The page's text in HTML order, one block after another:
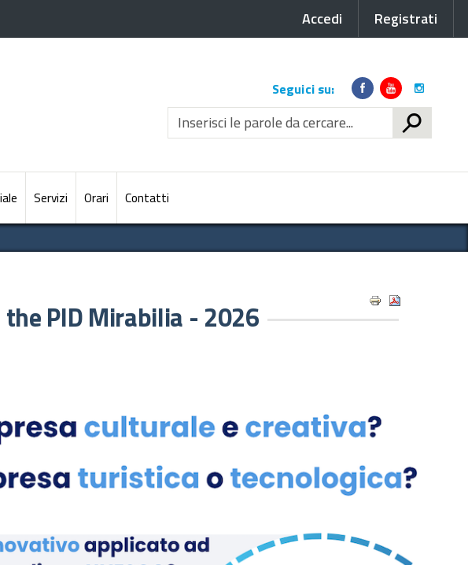
Registrati
Accedi
Link
social
Seguici su:
Servizi Orari Contatti
the PID Mirabilia - 2026